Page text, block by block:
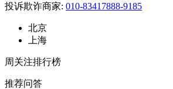
投诉欺诈商家: 010-83417888-9185
北京
上海
周关注排行榜
推荐问答